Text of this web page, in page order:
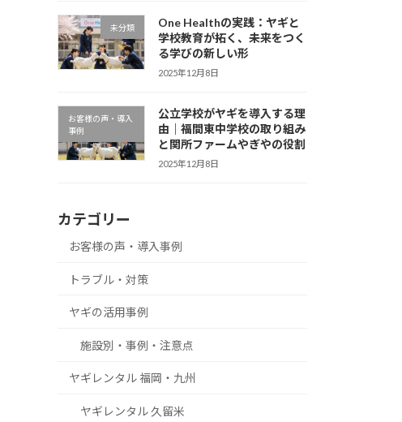
未分類
One Healthの実践：ヤギと
学校教育が拓く、未来をつく
る学びの新しい形
2025年12月8日
お客様の声・導入
事例
公立学校がヤギを導入する理
由｜福間東中学校の取り組み
と関所ファームやぎやの役割
2025年12月8日
カテゴリー
お客様の声・導入事例
トラブル・対策
ヤギの活用事例
施設別・事例・注意点
ヤギレンタル 福岡・九州
ヤギレンタル 久留米